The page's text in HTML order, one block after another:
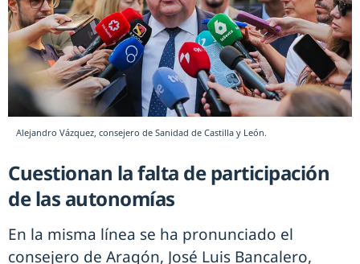
Alejandro Vázquez, consejero de Sanidad de Castilla y León.
Cuestionan la falta de participación
de las autonomías
En la misma línea se ha pronunciado el
consejero de Aragón, José Luis Bancalero,